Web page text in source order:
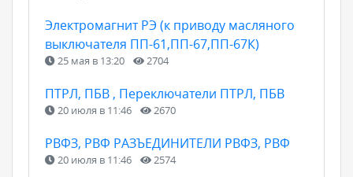
Электромагнит РЭ (к приводу масляного
выключателя ПП-61,ПП-67,ПП-67К)
25 мая в 13:20 2704
ПТРЛ, ПБВ , Переключатели ПТРЛ, ПБВ
20 июля в 11:46 2670
РВФЗ, РВФ РАЗЪЕДИНИТЕЛИ РВФЗ, РВФ
20 июля в 11:46 2574